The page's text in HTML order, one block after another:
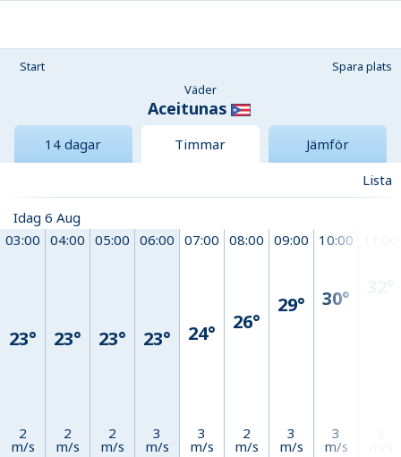
Start
Spara plats
Väder
Aceitunas
14 dagar Timmar
Jämför
Lista
Idag 6 Aug
03:00
23°
2
m/s
04:00
23°
2
m/s
05:00
23°
2
m/s
06:00
23°
3
m/s
07:00
24°
3
m/s
08:00
26°
2
m/s
09:00
29°
3
m/s
10:00
30°
3
m/s